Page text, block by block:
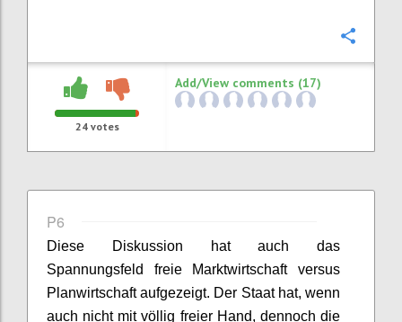
24votes
Add/View comments (17)
P6
Diese Diskussion hat auch das
Spannungsfeld freie Marktwirtschaft versus
Planwirtschaftaufgezeigt. Der Staat hat, wenn
auch nicht mit völlig freierHand, dennochdie